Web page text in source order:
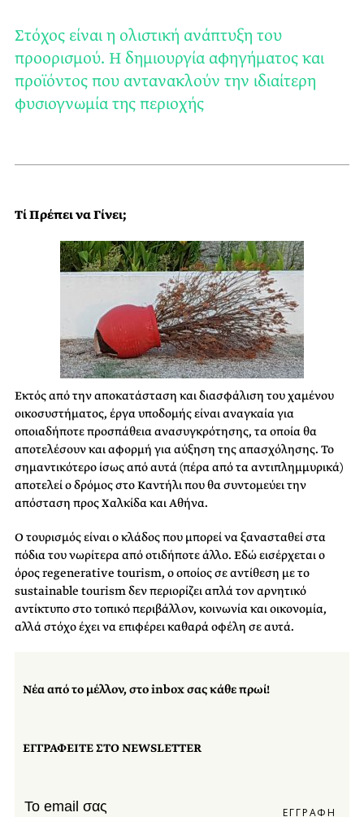
Στόχος είναι η ολιστική ανάπτυξη του
προορισμού. Η δημιουργία αφηγήματος και
προϊόντος που αντανακλούν την ιδιαίτερη
φυσιογνωμία της περιοχής
Τί Πρέπει να Γίνει;
Εκτός από την αποκατάσταση και διασφάλιση του χαμένου
οικοσυστήματος, έργα υποδομής είναι αναγκαία για
οποιαδήποτε προσπάθεια ανασυγκρότησης, τα οποία θα
αποτελέσουν και αφορμή για αύξηση της απασχόλησης. Το
σημαντικότερο ίσως από αυτά (πέρα από τα αντιπλημμυρικά)
αποτελεί ο δρόμος στο Καντήλι που θα συντομεύει την
απόσταση προς Χαλκίδα και Αθήνα.
Ο τουρισμός είναι ο κλάδος που μπορεί να ξανασταθεί στα
πόδια του νωρίτερα από οτιδήποτε άλλο. Εδώ εισέρχεται ο
όρος regenerative tourism, ο οποίος σε αντίθεση με το
sustainable tourism δεν περιορίζει απλά τον αρνητικό
αντίκτυπο στο τοπικό περιβάλλον, κοινωνία και οικονομία,
αλλά στόχο έχει να επιφέρει καθαρά οφέλη σε αυτά.
Νέα από το μέλλον, στο inbox σας κάθε πρωί!
ΕΓΓΡΑΦΕΙΤΕ ΣΤΟ NEWSLETTER